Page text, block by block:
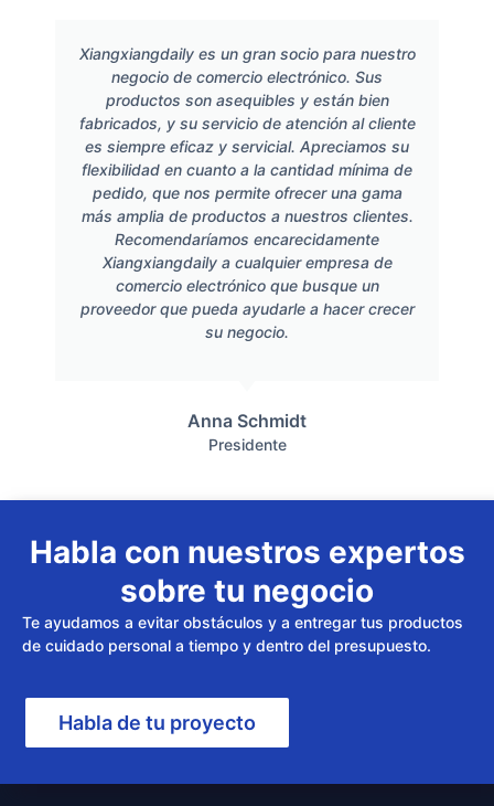
Xiangxiangdaily es un gran socio para nuestro
negocio de comercio electrónico. Sus
productos son asequibles y están bien
fabricados, y su servicio de atención al cliente
es siempre eficaz y servicial. Apreciamos su
flexibilidad en cuanto a la cantidad mínima de
pedido, que nos permite ofrecer una gama
más amplia de productos a nuestros clientes.
Recomendaríamos encarecidamente
Xiangxiangdaily a cualquier empresa de
comercio electrónico que busque un
proveedor que pueda ayudarle a hacer crecer
su negocio.
Anna Schmidt
Presidente
Habla con nuestros expertos
sobre tu negocio
Te ayudamos a evitar obstáculos y a entregar tus productos
de cuidado personal a tiempo y dentro del presupuesto.
Habla de tu proyecto